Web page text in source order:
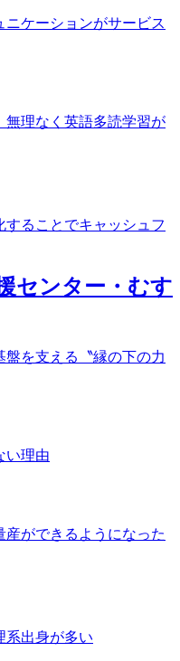
ケーションがサービス
無理なく英語多読学習が
ることでキャッシュフ
センター・むす
盤を支える〝縁の下の力
い理由
ができるようになった
系出身が多い